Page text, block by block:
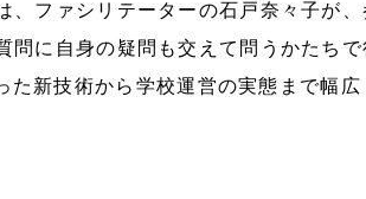
、ファシリテーターの石戸奈々子が
問に自身の疑問も交えて問うかたちで
た新技術から学校運営の実態まで幅広